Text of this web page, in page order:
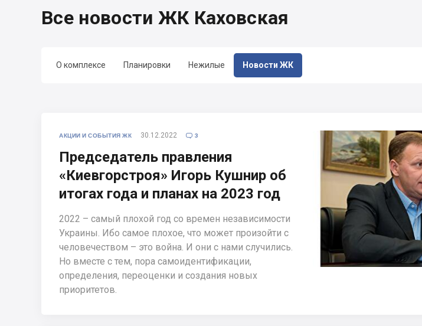
О комплексе Планировки Нежилые Новости ЖК
Все новости ЖК Каховская
АКЦИИ И СОБЫТИЯ ЖК 30.12.2022  3
Председатель правления
«Киевгорстроя» Игорь Кушнир об
итогах года и планах на 2023 год
2022 – самый плохой год со времен независимости
Украины. Ибо самое плохое, что может произойти с
человечеством – это война. И они с нами случились.
Но вместе с тем, пора самоидентификации,
определения, переоценки и создания новых
приоритетов.